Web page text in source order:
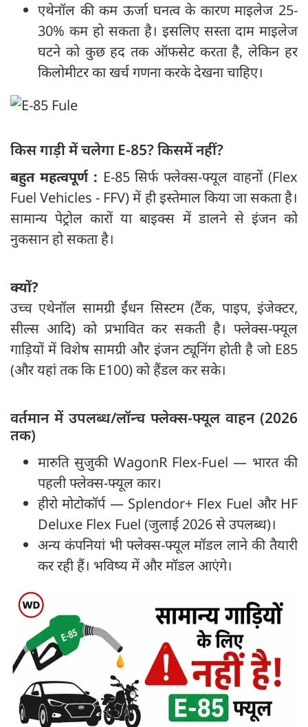
एथेनॉल की कम ऊर्जा घनत्व के कारण माइलेज 25-
30% कम हो सकता है। इसलिए सस्ता दाम माइलेज
घटने को कुछ हद तक ऑफसेट करता है, लेकिन हर
किलोमीटर का खर्च गणना करके देखना चाहिए।
किस गाड़ी में चलेगा E-85? किसमें नहीं?
बहुत महत्वपूर्ण : E-85 सिर्फ फ्लेक्स-फ्यूल वाहनों (Flex
Fuel Vehicles - FFV) में ही इस्तेमाल किया जा सकता है।
सामान्य पेट्रोल कारों या बाइक्स में डालने से इंजन को
नुकसान हो सकता है।
क्यों?
उच्च एथेनॉल सामग्री ईंधन सिस्टम (टैंक, पाइप, इंजेक्टर,
सील्स आदि) को प्रभावित कर सकती है। फ्लेक्स-फ्यूल
गाड़ियों में विशेष सामग्री और इंजन ट्यूनिंग होती है जो E85
(और यहां तक कि E100) को हैंडल कर सके।
वर्तमान में उपलब्ध/लॉन्च फ्लेक्स-फ्यूल वाहन (2026
तक)
मारुति सुजुकी WagonR Flex-Fuel — भारत की
पहली फ्लेक्स-फ्यूल कार।
हीरो मोटोकॉर्प — Splendor+ Flex Fuel और HF
Deluxe Flex Fuel (जुलाई 2026 से उपलब्ध)।
अन्य कंपनियां भी फ्लेक्स-फ्यूल मॉडल लाने की तैयारी
कर रही हैं। भविष्य में और मॉडल आएंगे।